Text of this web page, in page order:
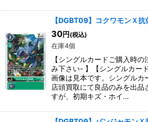
【DGBT09】コクワモンＸ抗
30円 (税込)
在庫4個
【シングルカードご購入時
み下さい- 】【シングルカー
画像は見本です。シングルカ
店頭買取にて良品のみを出品
すが、初期キズ・ホイ…